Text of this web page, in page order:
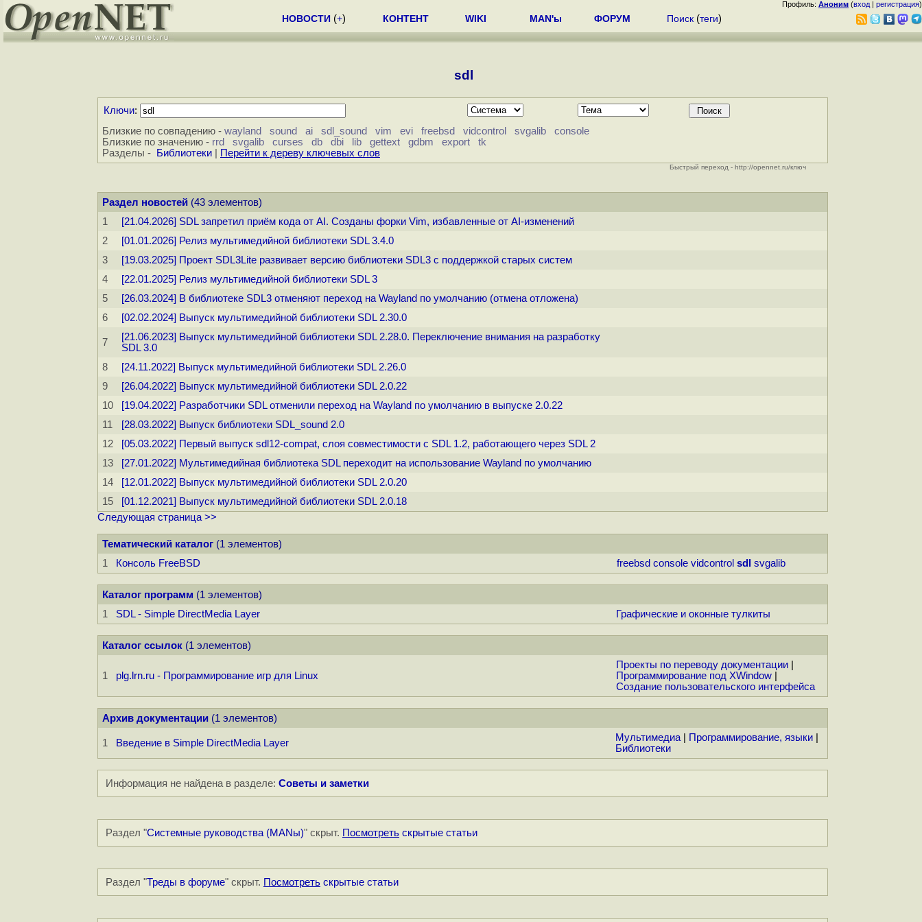
Профиль: Аноним (вход | регистрация)
НОВОСТИ (+) КОНТЕНТ WIKI MAN'ы ФОРУМ Поиск (теги)
sdl
Ключи:
Близкие по совпадению - wayland sound ai sdl_sound vim evi freebsd vidcontrol svgalib
console
Близкие по значению - rrd svgalib curses db dbi lib gettext gdbm export
tk
Разделы -
Библиотеки Перейти к дереву ключевых слов
Быстрый переход - http://opennet.ru/ключ
Раздел новостей (43 элементов)
1
[21.04.2026] SDL запретил приём кода от AI. Созданы форки Vim, избавленные от AI-изменений
2
[01.01.2026] Релиз мультимедийной библиотеки SDL 3.4.0
3
[19.03.2025] Проект SDL3Lite развивает версию библиотеки SDL3 с поддержкой старых систем
4
[22.01.2025] Релиз мультимедийной библиотеки SDL 3
5
[26.03.2024] В библиотеке SDL3 отменяют переход на Wayland по умолчанию (отмена отложена)
6
[02.02.2024] Выпуск мультимедийной библиотеки SDL 2.30.0
7
[21.06.2023] Выпуск мультимедийной библиотеки SDL 2.28.0. Переключение внимания на разработку
SDL 3.0
8
[24.11.2022] Выпуск мультимедийной библиотеки SDL 2.26.0
9
[26.04.2022] Выпуск мультимедийной библиотеки SDL 2.0.22
10
[19.04.2022] Разработчики SDL отменили переход на Wayland по умолчанию в выпуске 2.0.22
11
[28.03.2022] Выпуск библиотеки SDL_sound 2.0
12
[05.03.2022] Первый выпуск sdl12-compat, слоя совместимости с SDL 1.2, работающего через SDL 2
13
[27.01.2022] Мультимедийная библиотека SDL переходит на использование Wayland по умолчанию
14
[12.01.2022] Выпуск мультимедийной библиотеки SDL 2.0.20
15
[01.12.2021] Выпуск мультимедийной библиотеки SDL 2.0.18
Следующая страница >>
Тематический каталог (1 элементов)
1
Консоль FreeBSD freebsd console vidcontrol sdl svgalib
Каталог программ (1 элементов)
1
SDL - Simple DirectMedia Layer Графические и оконные тулкиты
Каталог ссылок (1 элементов)
1 plg.lrn.ru - Программирование игр для Linux
Проекты по переводу документации
Программирование под XWindow
Создание пользовательского интерфейса
Архив документации (1 элементов)
1 Введение в Simple DirectMedia Layer Мультимедиа Программирование, языки
Библиотеки
Информация не найдена в разделе: Советы и заметки
Раздел "Системные руководства (MANы)" скрыт. Посмотреть скрытые статьи
Раздел "Треды в форуме" скрыт. Посмотреть скрытые статьи